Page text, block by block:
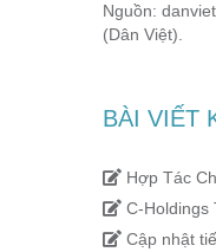
Nguồn:
(Dân Việt).
BÀI VIẾT
Hợp Tác
C-Holdings
Cập nhật